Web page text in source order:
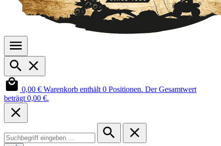
0,00 € Warenkorb enthält 0 Positionen. Der Gesamtwert
beträgt 0,00 €.